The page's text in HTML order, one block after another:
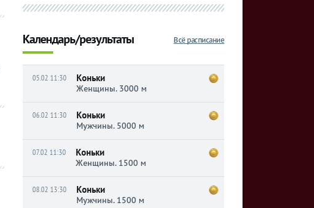
Всё расписание
Календарь/результаты
05.02 11:30 Коньки
Женщины. 3000 м
06.02 11:30 Коньки
Мужчины. 5000 м
07.02 11:30 Коньки
Женщины. 1500 м
08.02 13:30 Коньки
Мужчины. 1500 м